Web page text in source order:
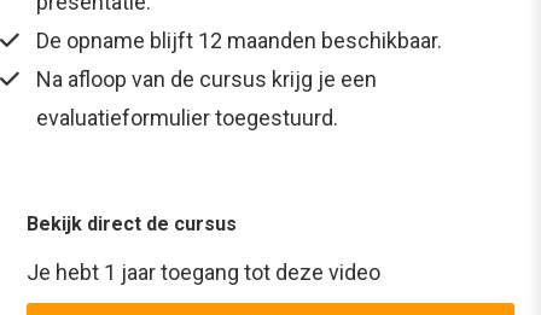
De opname blijft 12 maanden beschikbaar.
Na afloop van de cursus krijg je een
evaluatieformulier toegestuurd.
Bekijk direct de cursus
Je hebt 1 jaar toegang tot deze video